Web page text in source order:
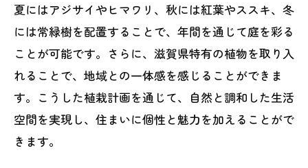
夏にはアジサイやヒマワリ、秋には紅葉やススキ、冬
には常緑樹を配置することで、年間を通じて庭を彩る
ことが可能です。さらに、滋賀県特有の植物を取り入
れることで、地域との一体感を感じることができま
す。こうした植栽計画を通じて、自然と調和した生活
空間を実現し、住まいに個性と魅力を加えることがで
きます。